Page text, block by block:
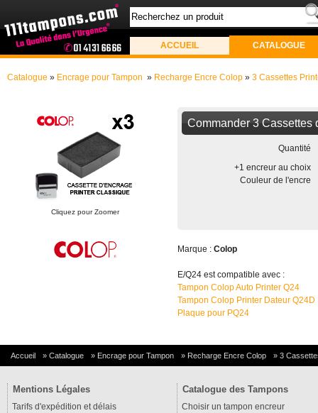
ACCUEIL CATALOGUE
Catalogue » Encrage pour Tampon » Recharge Encre Colop » 3 Cassettes
Cliquez pour Zoomer
Commander 3 Cassettes
Quantité
+1 encreur au choix
Couleur de l'encre
Marque : Colop
E/Q24 est compatible avec :
Tampon Colop Auto Printer Q24
Tampon Colop Printer Dateur Q24D
Plaque pour PQ24
Accueil » Catalogue » Encrage pour Tampon » Recharge Encre Colop » 3
Mentions Légales
Tarifs d'expédition et délais
Catalogue des Tampons
Choisir un tampon encreur